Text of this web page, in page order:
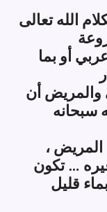
الله تعالى
أو بما
والمريض أن
سبحانه
المريض ،
… تكون
قليل